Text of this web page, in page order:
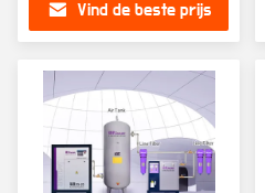
toepassingen
Vind de beste prijs